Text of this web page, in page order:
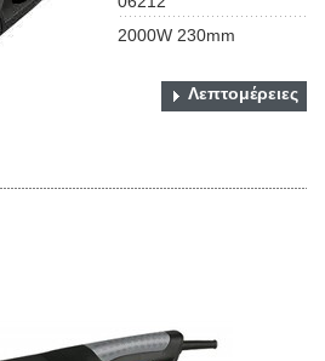
2000W 230mm
Λεπτομέρειες